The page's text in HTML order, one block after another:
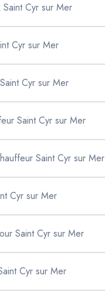
Cyr sur Mer
Cyr sur Mer
Cyr sur Mer
Saint Cyr sur Mer
Saint Cyr sur Mer
Cyr sur Mer
Saint Cyr sur Mer
Cyr sur Mer